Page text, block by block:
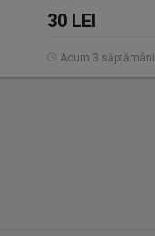
30 LEI
Acum 3 săptămâni